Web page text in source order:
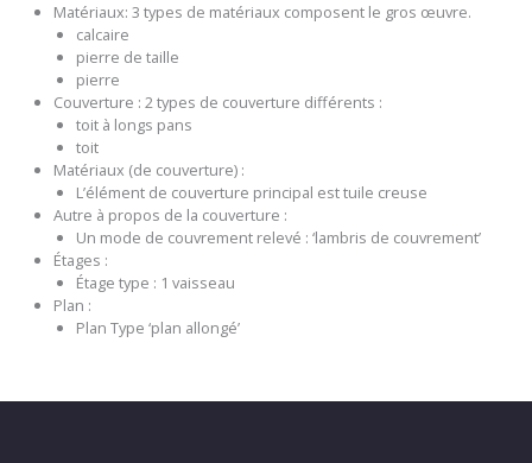
Matériaux: 3 types de matériaux composent le gros œuvre.
calcaire
pierre de taille
pierre
Couverture : 2 types de couverture différents :
toit à longs pans
toit
Matériaux (de couverture) :
L’élément de couverture principal est tuile creuse
Autre à propos de la couverture :
Un mode de couvrement relevé : ‘lambris de couvrement’
Étages :
Étage type : 1 vaisseau
Plan :
Plan Type ‘plan allongé’